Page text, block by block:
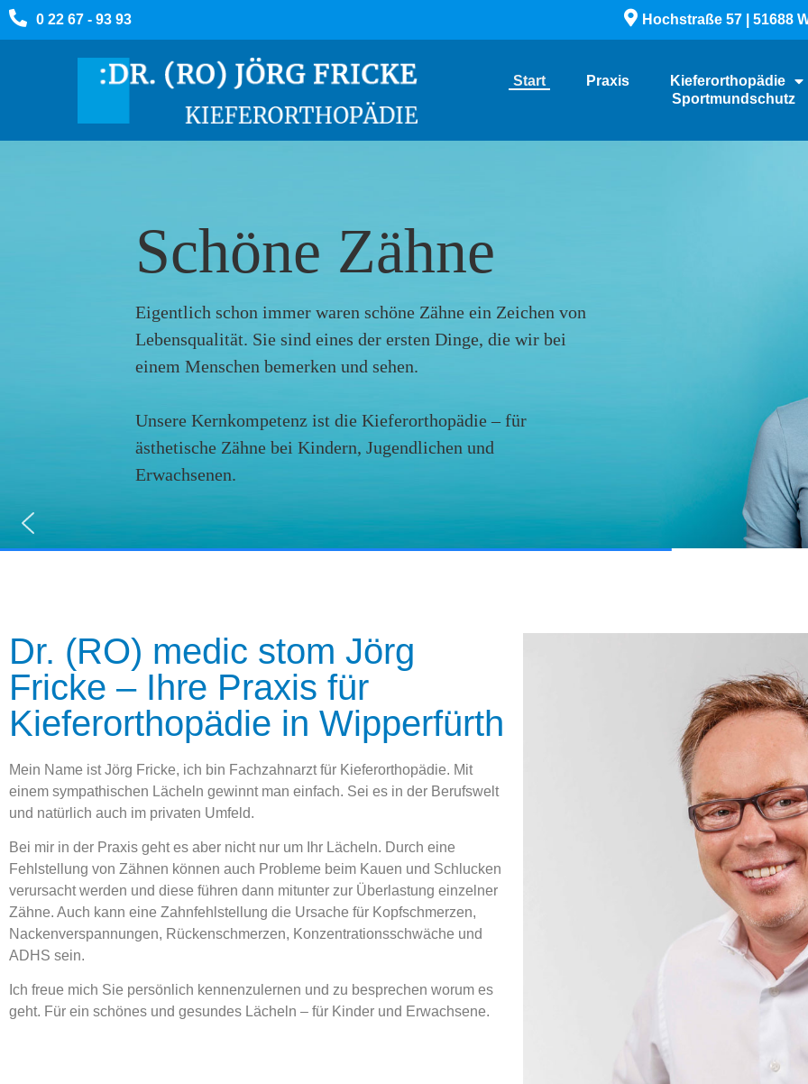
0 22 67 - 93 93 Hochstraße 57 | 51688
Start Praxis
Kieferorthopädie
Sportmundschutz
Schöne Zähne
Eigentlich schon immer waren schöne Zähne ein Zeichen von
Lebensqualität. Sie sind eines der ersten Dinge, die wir bei
einem Menschen bemerken und sehen.
Unsere Kernkompetenz ist die Kieferorthopädie – für
ästhetische Zähne bei Kindern, Jugendlichen und
Erwachsenen.
Dr. (RO) medic stom Jörg
Fricke – Ihre Praxis für
Kieferorthopädie in Wipperfürth
Mein Name ist Jörg Fricke, ich bin Fachzahnarzt für Kieferorthopädie. Mit
einem sympathischen Lächeln gewinnt man einfach. Sei es in der Berufswelt
und natürlich auch im privaten Umfeld.
Bei mir in der Praxis geht es aber nicht nur um Ihr Lächeln. Durch eine
Fehlstellung von Zähnen können auch Probleme beim Kauen und Schlucken
verursacht werden und diese führen dann mitunter zur Überlastung einzelner
Zähne. Auch kann eine Zahnfehlstellung die Ursache für Kopfschmerzen,
Nackenverspannungen, Rückenschmerzen, Konzentrationsschwäche und
ADHS sein.
Ich freue mich Sie persönlich kennenzulernen und zu besprechen worum es
geht. Für ein schönes und gesundes Lächeln – für Kinder und Erwachsene.